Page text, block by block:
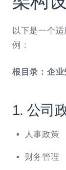
以下是一个
例：
根目录：企
1. 公司
人事政策
财务管理